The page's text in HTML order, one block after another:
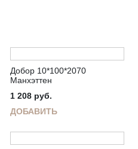
Добор 10*100*2070
Манхэттен
1 208 руб.
ДОБАВИТЬ